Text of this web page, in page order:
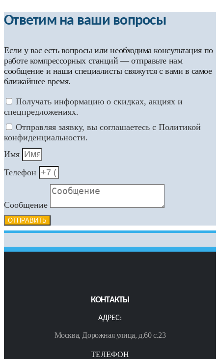
Ответим на ваши вопросы
Если у вас есть вопросы или необходима консультация по
работе компрессорных станций — отправьте нам
сообщение и наши специалисты свяжутся с вами в самое
ближайшее время.
Получать информацию о скидках, акциях и
спецпредложениях.
Отправляя заявку, вы соглашаетесь с Политикой
конфиденциальности.
Имя
Телефон
Сообщение
ОТПРАВИТЬ
КОНТАКТЫ
АДРЕС:
Москва, Дорожная улица, д.60 с.23
ТЕЛЕФОН